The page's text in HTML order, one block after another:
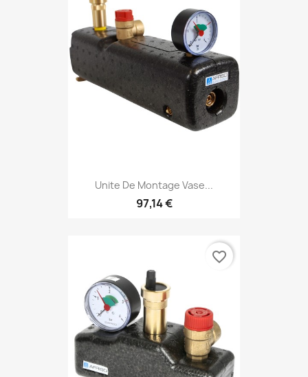
Unite De Montage Vase...
97,14 €
favorite_border